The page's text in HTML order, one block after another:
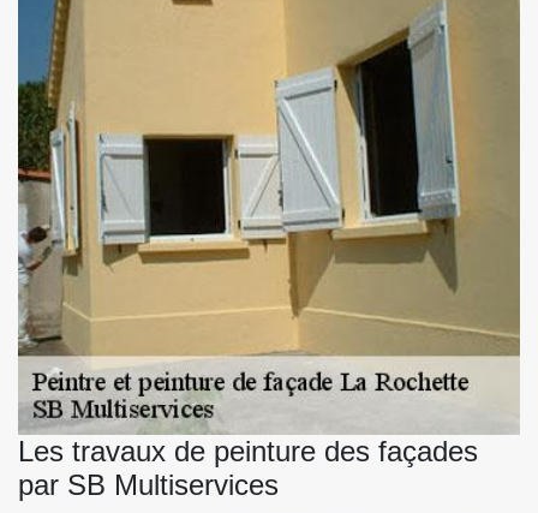
Les travaux de peinture des façades
par SB Multiservices